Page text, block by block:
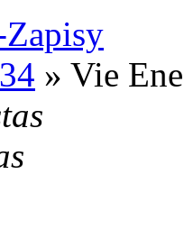
Zapisy
» Vie